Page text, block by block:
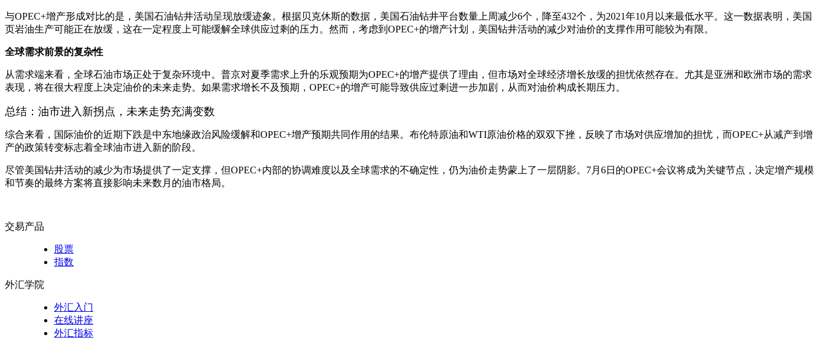
与OPEC+增产形成对比的是，美国石油钻井活动呈现放缓迹象。根据贝克休斯的数据，美国石油钻井平台数量上周减少6个，降至432个，为2021年10月以来最低水平。这一数据表明，美国
页岩油生产可能正在放缓，这在一定程度上可能缓解全球供应过剩的压力。然而，考虑到OPEC+的增产计划，美国钻井活动的减少对油价的支撑作用可能较为有限。
全球需求前景的复杂性
从需求端来看，全球石油市场正处于复杂环境中。普京对夏季需求上升的乐观预期为OPEC+的增产提供了理由，但市场对全球经济增长放缓的担忧依然存在。尤其是亚洲和欧洲市场的需求
表现，将在很大程度上决定油价的未来走势。如果需求增长不及预期，OPEC+的增产可能导致供应过剩进一步加剧，从而对油价构成长期压力。
总结：油市进入新拐点，未来走势充满变数
综合来看，国际油价的近期下跌是中东地缘政治风险缓解和OPEC+增产预期共同作用的结果。布伦特原油和WTI原油价格的双双下挫，反映了市场对供应增加的担忧，而OPEC+从减产到增
产的政策转变标志着全球油市进入新的阶段。
尽管美国钻井活动的减少为市场提供了一定支撑，但OPEC+内部的协调难度以及全球需求的不确定性，仍为油价走势蒙上了一层阴影。7月6日的OPEC+会议将成为关键节点，决定增产规模
和节奏的最终方案将直接影响未来数月的油市格局。
交易产品
股票
指数
外汇学院
外汇入门
在线讲座
外汇指标